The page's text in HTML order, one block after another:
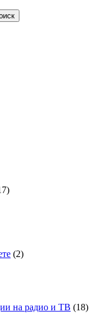
(2)
на радио и ТВ (18)